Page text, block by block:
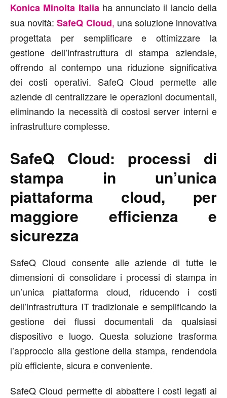
Konica Minolta Italiaha annunciato il lancio della
sua novità:SafeQ Cloud, una soluzione innovativa
progettata per semplificare e ottimizzare la
gestione dell’infrastruttura di stampa aziendale,
offrendo al contempo una riduzione significativa
dei costi operativi. SafeQ Cloud permette alle
aziende di centralizzare le operazioni documentali,
eliminando la necessità di costosi server interni e
infrastrutture complesse.
SafeQ Cloud: processi di
stampa in un’unica
piattaforma cloud, per
maggiore efficienza e
sicurezza
SafeQ Cloud consente alle aziende di tutte le
dimensioni di consolidare i processi di stampa in
un’unica piattaforma cloud, riducendo i costi
dell’infrastruttura IT tradizionale e semplificando la
gestione dei flussi documentali da qualsiasi
dispositivo e luogo. Questa soluzione trasforma
l’approccio alla gestione della stampa, rendendola
più efficiente, sicura e conveniente.
SafeQ Cloud permette di abbattere i costi legati ai